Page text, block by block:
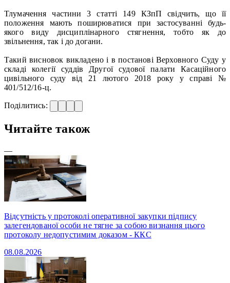
Тлумачення частини 3 статті 149 КЗпП свідчить, що її
положення мають поширюватися при застосуванні будь-
якого виду дисциплінарного стягнення, тобто як до
звільнення, так і до догани.
Такий висновок викладено і в постанові Верховного Суду у
складі колегії суддів Другої судової палати Касаційного
цивільного суду від 21 лютого 2018 року у справі №
401/512/16-ц.
Поділитись:
Читайте також
—
Відсутність у протоколі оперативної закупки підпису
залегендованої особи не тягне за собою визнання цього
протоколу недопустимим доказом - ККС
08.08.2026